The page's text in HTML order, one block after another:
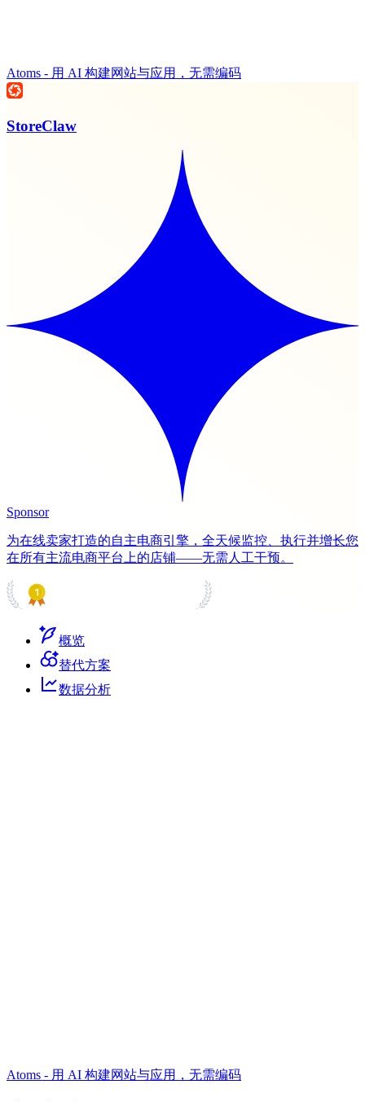
Atoms - 用 AI 构建网站与应用，无需编码
StoreClaw
Sponsor
为在线卖家打造的自主电商引擎，全天候监控、执行并增长您
在所有主流电商平台上的店铺——无需人工干预。
概览
替代方案
数据分析
Atoms - 用 AI 构建网站与应用，无需编码